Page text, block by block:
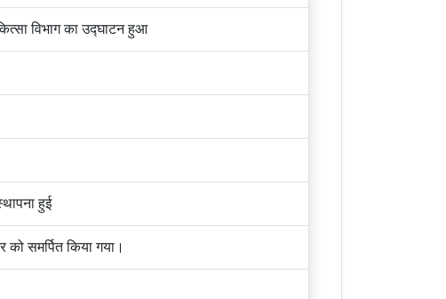
विभाग का उद्घाटन हुआ
हुई
समर्पित किया गया।